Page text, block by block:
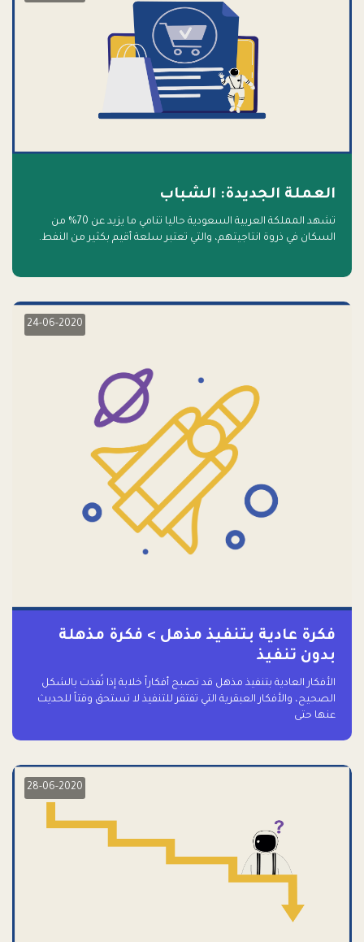
العملة الجديدة: الشباب
تشهد المملكة العربية السعودية حاليا تنامي ما يزيد عن 70% من
السكان في ذروة انتاجيتهم، والتي تعتبر سلعة أقيم بكثير من النفط.
24-06-2020
فكرة عادية بتنفيذ مذهل > فكرة مذهلة
بدون تنفيذ
الأفكار العادية بتنفيذ مذهل قد تصبح أفكاراً خلابة إذا نُفذت بالشكل
الصحيح، والأفكار العبقرية التي تفتقر للتنفيذ لا تستحق وقتاً للحديث
عنها حتى
28-06-2020